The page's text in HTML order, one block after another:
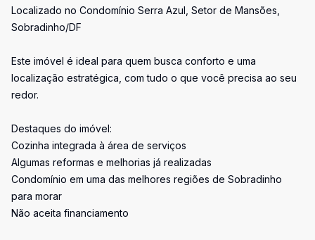
Localizado no Condomínio Serra Azul, Setor de Mansões,
Sobradinho/DF
Este imóvel é ideal para quem busca conforto e uma
localização estratégica, com tudo o que você precisa ao seu
redor.
Destaques do imóvel:
Cozinha integrada à área de serviços
Algumas reformas e melhorias já realizadas
Condomínio em uma das melhores regiões de Sobradinho
para morar
Não aceita financiamento